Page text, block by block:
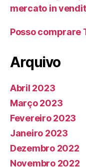
mercato in
Posso comprare
Arquivo
Abril 2023
Março 2023
Fevereiro 2023
Janeiro 2023
Dezembro 2022
Novembro 2022